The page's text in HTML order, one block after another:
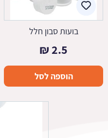
בועות סבון חלל
2.5
₪
הוספה לסל